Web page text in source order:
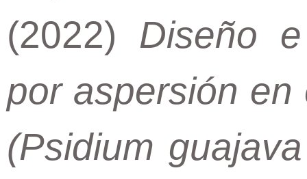
(2022) Diseño
por aspersión
(Psidium